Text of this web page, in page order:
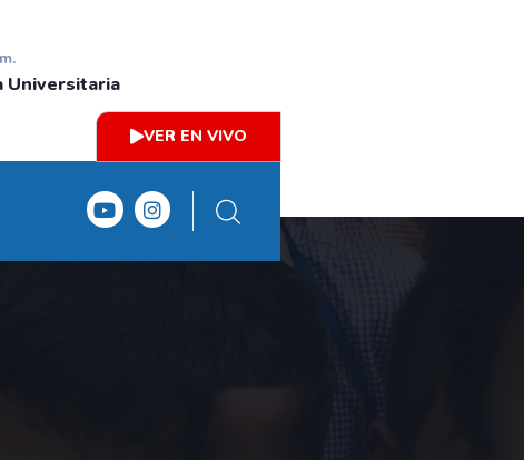
Universitaria
VER EN VIVO